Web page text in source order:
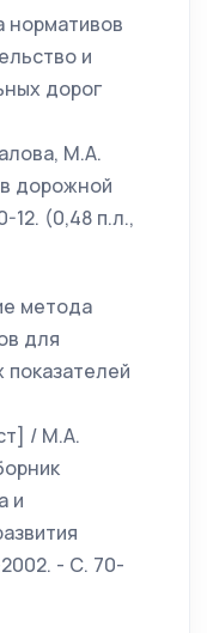
нормативов
и
дорог
М.А.
дорожной
12. (0,48 п.л.,
метода
для
/ М.А.
и
- С. 70-